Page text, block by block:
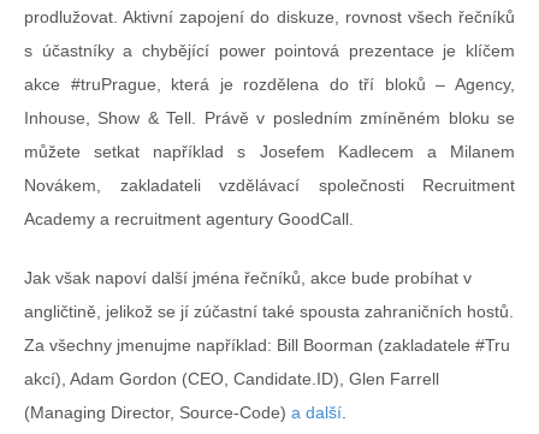
prodlužovat. Aktivní zapojení do diskuze, rovnost všech řečníků
s účastníky a chybějící power pointová prezentace je klíčem
akce #truPrague, která je rozdělena do tří bloků – Agency,
Inhouse, Show & Tell. Právě v posledním zmíněném bloku se
můžete setkat například s Josefem Kadlecem a Milanem
Novákem, zakladateli vzdělávací společnosti Recruitment
Academy a recruitment agentury GoodCall.
Jak však napoví další jména řečníků, akce bude probíhat v
angličtině, jelikož se jí zúčastní také spousta zahraničních hostů.
Za všechny jmenujme například: Bill Boorman (zakladatele #Tru
akcí), Adam Gordon (CEO, Candidate.ID), Glen Farrell
(Managing Director, Source-Code) a další